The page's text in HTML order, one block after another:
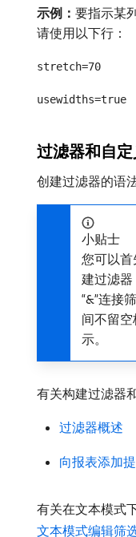
示例： 要指示某
请使用以下行：
stretch=70
usewidths=true
过滤器和自
创建过滤器的语
小贴士
您可以
建过滤
“&”连接
间不留
示。
有关构建过滤器
过滤器概述
向报表添加
有关在文本模式
文本模式编辑筛